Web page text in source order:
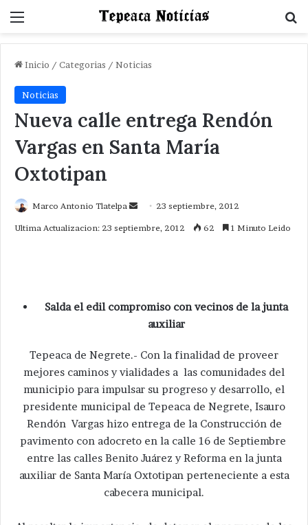
Menu
Inicio / Categorias / Noticias
Noticias
Nueva calle entrega Rendón
Vargas en Santa María
Oxtotipan
Marco Antonio Tlatelpa
Send 23 septiembre, 2012
Ultima Actualizacion: 23 septiembre, 2012 62 1 Minuto Leido
Salda el edil compromiso con vecinos de la junta
auxiliar
Tepeaca de Negrete.- Con la finalidad de proveer
mejores caminos y vialidades a las comunidades del
municipio para impulsar su progreso y desarrollo, el
presidente municipal de Tepeaca de Negrete, Isauro
Rendón Vargas hizo entrega de la Construcción de
pavimento con adocreto en la calle 16 de Septiembre
entre las calles Benito Juárez y Reforma en la junta
auxiliar de Santa María Oxtotipan perteneciente a esta
cabecera municipal.